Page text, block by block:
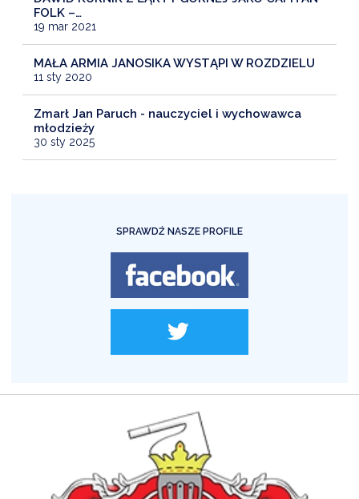
FOLK –…
19 mar 2021
MAŁA ARMIA JANOSIKA WYSTĄPI W ROZDZIELU
11 sty 2020
Zmarł Jan Paruch - nauczyciel i wychowawca
młodzieży
30 sty 2025
SPRAWDŹ NASZE PROFILE